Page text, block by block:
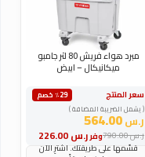
مبرد هواء فريش 80 لتر جامبو
ميكانيكال – ابيض
سعر المنتج
٪29 خصم
( يشمل الضريبة المضافة )
ر.س564.00
وفرر.س ر.س790.00
قسّمها على طريقتك. اشترِ الآن